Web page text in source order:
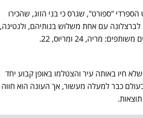
"ספורט", שגרס כי בני הזוג, שהכירו
לברצלונה עם אחת משלוש בנותיהם, ולנטינה,
חיו באותה עיר והצטלמו באופן קבוע יחד
כבר למעלה מעשור, אך העונה הוא חווה